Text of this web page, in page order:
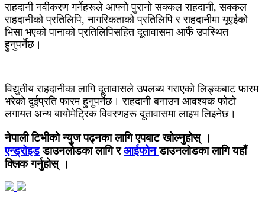
राहदानी नवीकरण गर्नेहरूले आफ्नो पुरानो सक्कल राहदानी, सक्कल
राहदानीको प्रतिलिपि, नागरिकताको प्रतिलिपि र राहदानीमा यूएईको
भिसा भएको पानाको प्रतिलिपिसहित दूतावासमा आफैँ उपस्थित
हुनुपर्नेछ।
विद्युतीय राहदानीका लागि दूतावासले उपलब्ध गराएको लिङ्कबाट फारम
भरेको दुईप्रति फारम हुनुपर्नेछ। राहदानी बनाउन आवश्यक फोटो
लगायत अन्य बायोमेट्रिक विवरणहरू दूतावासमा लाइभ लिइनेछ।
नेपाली टिभीको न्युज पढ्नका लागि एपबाट खोल्नुहोस् ।
एन्ड्रोइडडाउनलोडका लागि रआईफोनडाउनलोडका लागि यहाँ
क्लिक गर्नुहोस् ।